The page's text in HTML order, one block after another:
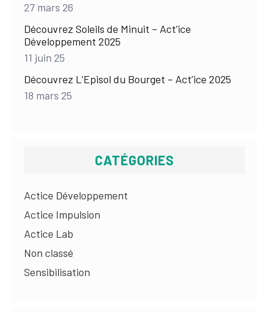
27 mars 26
Découvrez Soleils de Minuit – Act’ice
Développement 2025
11 juin 25
Découvrez L’Episol du Bourget – Act’ice 2025
18 mars 25
CATÉGORIES
Actice Développement
Actice Impulsion
Actice Lab
Non classé
Sensibilisation